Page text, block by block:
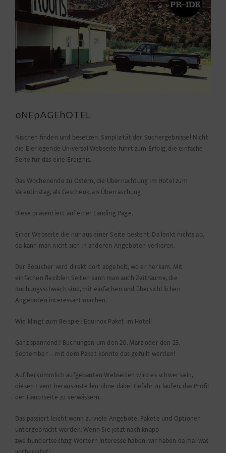
oNEpAGEhOTEL
Nischen finden und besetzen. Simplizität der Suchergebnisse! Nicht
die Eierlegende Universal Webseite führt zum Erfolg, die einfache
Seite für das eine Ereignis.
Das Wochenende zu Ostern, die Übernachtung im Hotel zum
Valentinstag, als Geschenk, als Überraschung!
Diese präsentiert auf einer Landing Page.
Einer Webseite die nur aus einer Seite besteht. Da lenkt nichts ab,
da kann man nicht sich in anderen Angeboten verlieren.
Der Besucher wird direkt dort abgeholt, wo er herkam. Mit
einfachen flexiblen Seiten kann man auch Zeiträume, die
Buchungsschwach sind, mit einfachen und übersichtlichen
Angeboten interessant machen.
Wie klingt zum Beispiel: Equinox Paket im Hotel!
Ganz spannend? Buchungen um den 20. März oder den 23.
September – mit dem Paket könnte das gefüllt werden!
Auf herkömmlich aufgebauten Webseiten wird es schwer sein,
diesen Event herauszustellen ohne dabei Gefahr zu laufen, das Profil
der Hauptseite zu verwässern.
Das passiert leicht wenn zu viele Angebote, Pakete und Optionen
untergebracht werden. Wenn Sie jetzt nach knapp
zweihundertsechzig Wörtern Interesse haben: wir haben da mal was